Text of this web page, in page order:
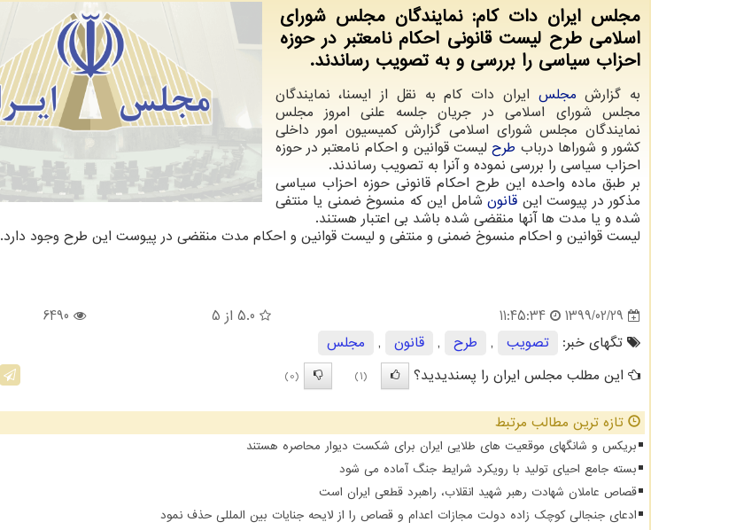
مجلس ایران دات كام: نمایندگان مجلس شورای
اسلامی طرح لیست قانونی احكام نامعتبر در حوزه
احزاب سیاسی را بررسی و به تصویب رساندند.
به گزارش مجلس ایران دات کام به نقل از ایسنا، نمایندگان
مجلس شورای اسلامی در جریان جلسه علنی امروز مجلس
نمایندگان مجلس شورای اسلامی گزارش کمیسیون امور داخلی
کشور و شوراها درباب طرحلیست قوانین و احکام نامعتبر در حوزه
احزاب سیاسی را بررسی نموده و آنرا به تصویب رساندند.
بر طبق ماده واحده این طرح احکام قانونی حوزه احزاب سیاسی
مذکور در پیوست این قانون شامل این که منسوخ ضمنی یا منتفی
شده و یا مدت ها آنها منقضی شده باشد بی اعتبار هستند.
لیست قوانین و احکام منسوخ ضمنی و منتفی و لیست قوانین و احکام مدت منقضی در پیوست این طرح وجود دارد.
1399/02/29
11:45:34
5.0 از 5
6490
تگهای خبر:
تصویب , طرح , قانون ,
مجلس
این مطلب مجلس ایران را پسندیدید؟
(1)
(0)
تازه ترین مطالب مرتبط
بریکس و شانگهای موقعیت های طلایی ایران برای شکست دیوار محاصره هستند
بسته جامع احیای تولید با رویکرد شرایط جنگ آماده می شود
قصاص عاملان شهادت رهبر شهید انقلاب، راهبرد قطعی ایران است
ادعای جنجالی کوچک زاده دولت مجازات اعدام و قصاص را از لایحه جنایات بین المللی حذف نمود